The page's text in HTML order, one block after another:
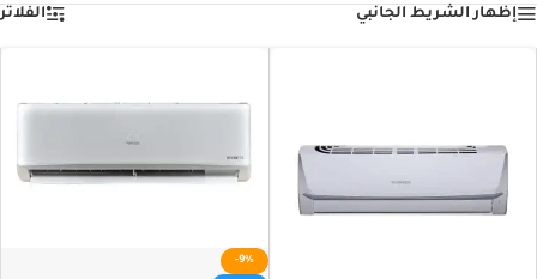
إظهار الشريط الجانبي الفلاتر
-9%